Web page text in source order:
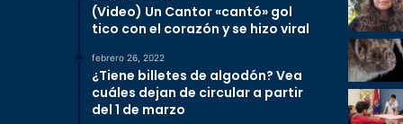
(Video) Un Cantor «cantó» gol
tico con el corazón y se hizo viral
febrero 26, 2022
¿Tiene billetes de algodón? Vea
cuáles dejan de circular a partir
del 1 de marzo